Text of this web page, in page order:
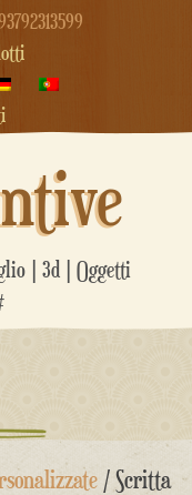
| 3d | Oggetti
/ Scritta